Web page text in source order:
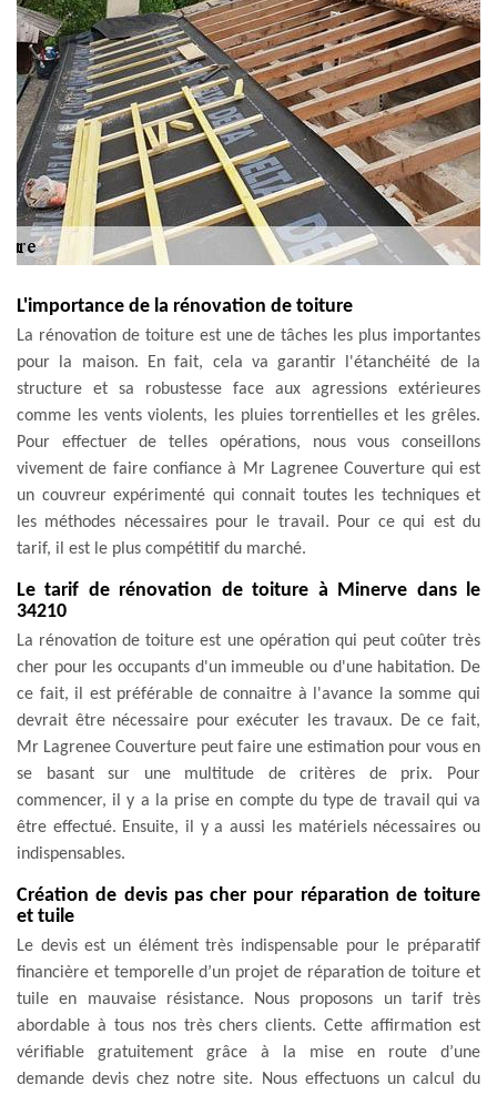
L'importance de la rénovation de toiture
La rénovation de toiture est une de tâches les plus importantes
pour la maison. En fait, cela va garantir l'étanchéité de la
structure et sa robustesse face aux agressions extérieures
comme les vents violents, les pluies torrentielles et les grêles.
Pour effectuer de telles opérations, nous vous conseillons
vivement de faire confiance à Mr Lagrenee Couverture qui est
un couvreur expérimenté qui connait toutes les techniques et
les méthodes nécessaires pour le travail. Pour ce qui est du
tarif, il est le plus compétitif du marché.
Le tarif de rénovation de toiture à Minerve dans le
34210
La rénovation de toiture est une opération qui peut coûter très
cher pour les occupants d'un immeuble ou d'une habitation. De
ce fait, il est préférable de connaitre à l'avance la somme qui
devrait être nécessaire pour exécuter les travaux. De ce fait,
Mr Lagrenee Couverture peut faire une estimation pour vous en
se basant sur une multitude de critères de prix. Pour
commencer, il y a la prise en compte du type de travail qui va
être effectué. Ensuite, il y a aussi les matériels nécessaires ou
indispensables.
Création de devis pas cher pour réparation de toiture
et tuile
Le devis est un élément très indispensable pour le préparatif
financière et temporelle d’un projet de réparation de toiture et
tuile en mauvaise résistance. Nous proposons un tarif très
abordable à tous nos très chers clients. Cette affirmation est
vérifiable gratuitement grâce à la mise en route d’une
demande devis chez notre site. Nous effectuons un calcul du